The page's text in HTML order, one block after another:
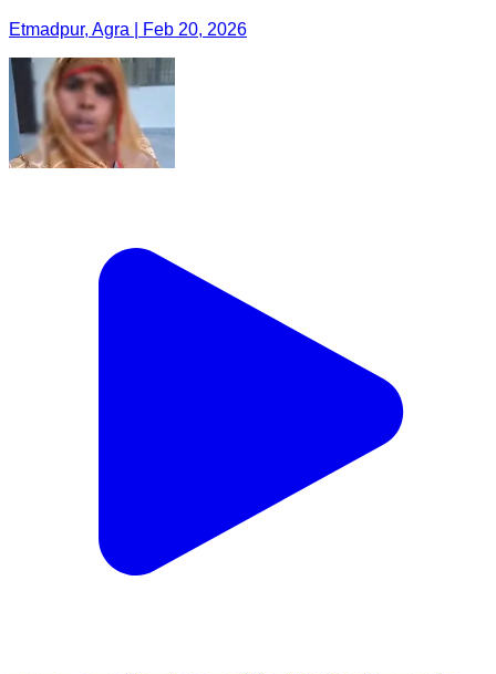
Etmadpur, Agra | Feb 20, 2026